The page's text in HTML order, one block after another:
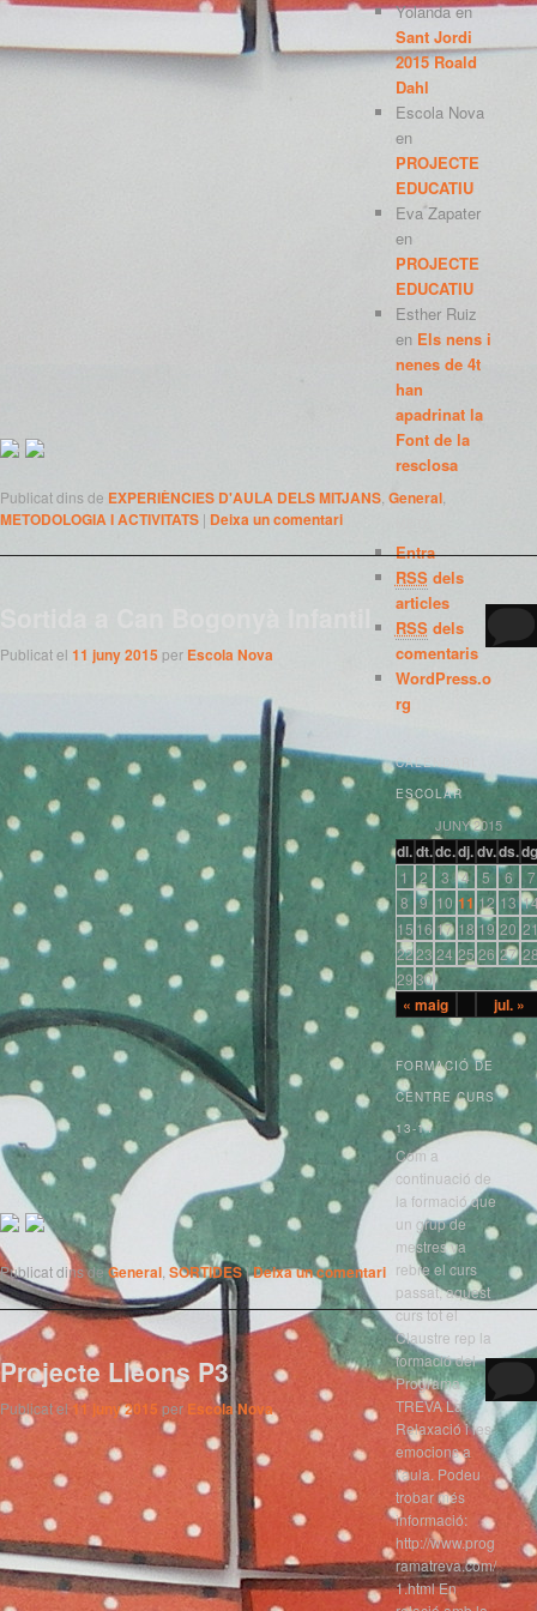
Publicat dins de EXPERIÈNCIES D'AULA DELS MITJANS General
METODOLOGIA I ACTIVITATS | Deixa un comentari
Publicat el 11 juny 2015 per Escola Nova
Publicat dins deGeneral,SORTIDES|Deixa un comentari
Projecte Lleons P3
Publicat el 11 juny 2015 per Escola Nova
Yolandaen
Sant Jordi
2015 Roald
Dahl
Escola Nova
en
PROJECTE
EDUCATIU
Eva Zapater
en
PROJECTE
EDUCATIU
Esther Ruiz
en Els nens i
nenes de 4t
han
apadrinat la
Font de la
resclosa
Entra
RSSdels
articles
RSSdels
comentaris
WordPress.o
rg
CALENDARI
ESCOLAR
JUNY 2015
dl.dt.dc.dj.dv.ds.
« maig jul. »
1 2 3 4 5 6
7
8
9 10 11 12 13
15 16 17 18 19 20
2223 24 2526 27
2930
FORMACIÓ DE
CENTRE CURS
13-14
Com a
continuació de
la formació que
un grup de
mestres va
rebre el curs
passat, aquest
curs tot el
Claustre rep la
formació del
Programa
TREVA La
Relaxació i les
emocions a
l'aula. Podeu
trobar més
informació:
http://www.prog
ramatreva.com/
1.html En